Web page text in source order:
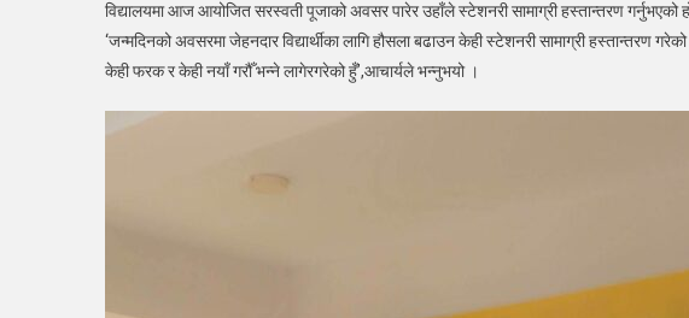
लागि
स्टेशनरी
विद्यालयमा आज आयोजित सरस्वती पूजाको अवसर पारेर उहाँले स्टेशनरी सामाग्री हस्तान्तरण गर्नुभएको
‘जन्मदिनको अवसरमा जेहनदार विद्यार्थीका लागि हौसला बढाउन केही स्टेशनरी सामाग्री हस्तान्तरण
केही फरक र केही नयाँ गरौँ भन्ने लागेरगरेको हुँ’,आचार्यले भन्नुभयो ।